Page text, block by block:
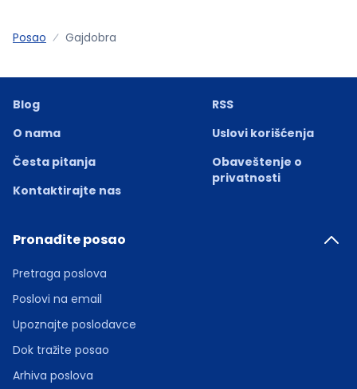
Posao Gajdobra
Blog
O nama
Česta pitanja
Kontaktirajte nas
RSS
Uslovi korišćenja
Obaveštenje o
privatnosti
Pronađite posao
Pretraga poslova
Poslovi na email
Upoznajte poslodavce
Dok tražite posao
Arhiva poslova